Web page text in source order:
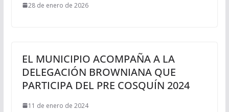
28 de enero de 2026
EL MUNICIPIO ACOMPAÑA A LA
DELEGACIÓN BROWNIANA QUE
PARTICIPA DEL PRE COSQUÍN 2024
11 de enero de 2024